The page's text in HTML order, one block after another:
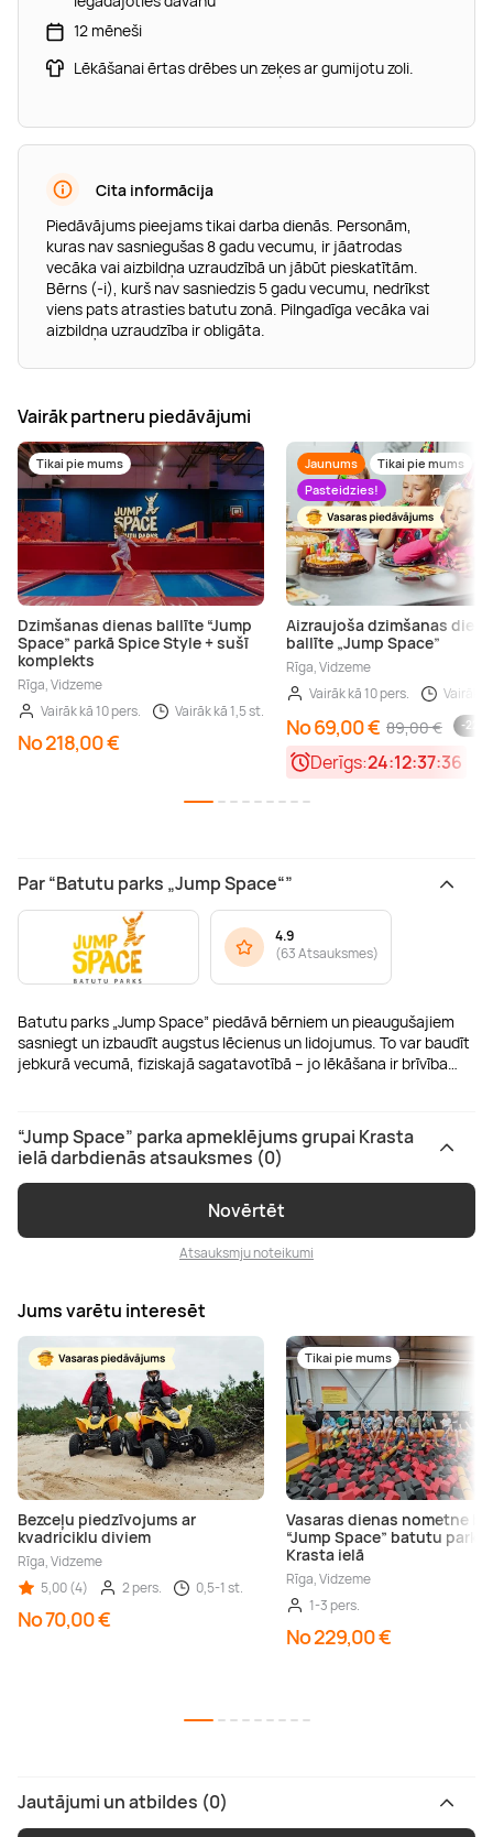
12 mēneši
Lēkāšanai ērtas drēbes un zeķes ar gumijotu zoli.
Cita informācija
Piedāvājums pieejams tikai darba dienās. Personām,
kuras nav sasniegušas 8 gadu vecumu, ir jāatrodas
vecāka vai aizbildņa uzraudzībā un jābūt pieskatītām.
Bērns (-i), kurš nav sasniedzis 5 gadu vecumu, nedrīkst
viens pats atrasties batutu zonā. Pilngadīga vecāka vai
aizbildņa uzraudzība ir obligāta.
Vairāk partneru piedāvājumi
Tikai pie mums
Dzimšanas dienas ballīte “Jump
Space” parkā Spice Style + sušī
komplekts
Rīga, Vidzeme
Vairāk kā 10 pers.
Vairāk kā 1,5 st.
No 218,00 €
Jaunums
Tikai pie mums
Pasteidzies!
Aizraujoša dzimšanas
ballīte „Jump Space”
Rīga, Vidzeme
Vairāk kā 10 pers.
Vairāk
No 69,00 € 89,00 € -22 %
Derīgs:24:12:37:35
Par “Batutu parks „Jump Space“”
Batutu parks „Jump Space” piedāvā bērniem un pieaugušajiem
sasniegt un izbaudīt augstus lēcienus un lidojumus. To var baudīt
jebkurā vecumā, fiziskajā sagatavotībā – jo lēkāšana ir brīvība…
4.9
(63 Atsauksmes)
“Jump Space” parka apmeklējums grupai Krasta
ielā darbdienās atsauksmes (0)
Novērtēt
Atsauksmju noteikumi
Jums varētu interesēt
Bezceļu piedzīvojums ar
kvadriciklu diviem
Rīga, Vidzeme
5,00 (4)
2 pers. 0,5-1 st.
No 70,00 €
Tikai pie mums
Vasaras dienas nometne
“Jump Space” batutu parkā
Krasta ielā
Rīga, Vidzeme
1-3 pers.
No 229,00 €
Jautājumi un atbildes (0)